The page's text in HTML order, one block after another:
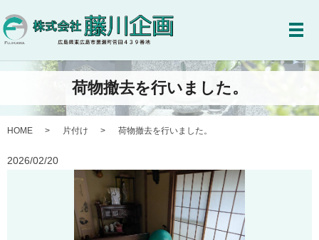
メ
荷物撤去を行いました。
HOME 片付け 荷物撤去を行いました。
2026/02/20